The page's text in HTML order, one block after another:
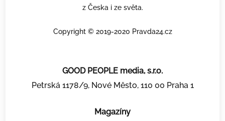
z Česka i ze světa.
Copyright © 2019-2020 Pravda24.cz
GOOD PEOPLE media, s.r.o.
Petrská 1178/9, Nové Město, 110 00 Praha 1
Magazíny